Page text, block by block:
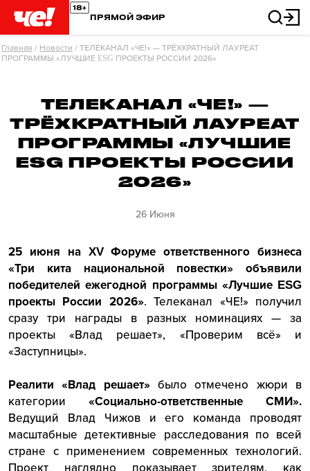
ПРЯМОЙ ЭФИР
Главная / Новости / ТЕЛЕКАНАЛ «ЧЕ!» — ТРЁХКРАТНЫЙ ЛАУРЕАТ
ПРОГРАММЫ «ЛУЧШИЕ ESG ПРОЕКТЫ РОССИИ 2026»
ТЕЛЕКАНАЛ «ЧЕ!» —
ТРЁХКРАТНЫЙ ЛАУРЕАТ
ПРОГРАММЫ «ЛУЧШИЕ
ESG ПРОЕКТЫ РОССИИ
2026»
26 Июня
25 июня на XV Форуме ответственного бизнеса
«Три кита национальной повестки» объявили
победителей ежегодной программы «Лучшие ESG
проекты России 2026». Телеканал «ЧЕ!» получил
сразу три награды в разных номинациях — за
проекты «Влад решает», «Проверим всё» и
«Заступницы».
Реалити «Влад решает»было отмечено жюри в
категории «Социально-ответственные СМИ».
Ведущий Влад Чижов и его команда проводят
масштабные детективные расследования по всей
стране с применением современных технологий.
Проект наглядно показывает зрителям, как